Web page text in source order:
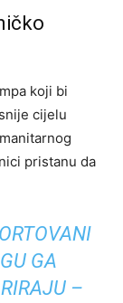
koji bi
cijelu
pristanu da
GA
–